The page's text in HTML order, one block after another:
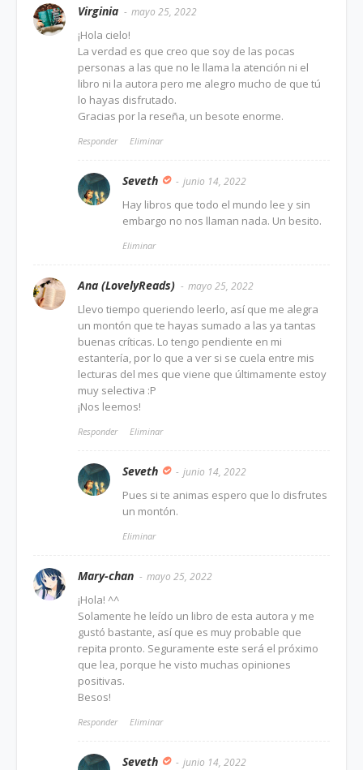
Virginia mayo 25, 2022
¡Hola cielo!
La verdad es que creo que soy de las pocas
personas a las que no le llama la atención ni el
libro ni la autora pero me alegro mucho de que tú
lo hayas disfrutado.
Gracias por la reseña, un besote enorme.
Responder Eliminar
Seveth junio 14, 2022
Hay libros que todo el mundo lee y sin
embargo no nos llaman nada. Un besito.
Eliminar
Ana (LovelyReads) mayo 25, 2022
Llevo tiempo queriendo leerlo, así que me alegra
un montón que te hayas sumado a las ya tantas
buenas críticas. Lo tengo pendiente en mi
estantería, por lo que a ver si se cuela entre mis
lecturas del mes que viene que últimamente estoy
muy selectiva :P
¡Nos leemos!
Responder Eliminar
Seveth junio 14, 2022
Pues si te animas espero que lo disfrutes
un montón.
Eliminar
Mary-chan mayo 25, 2022
¡Hola! ^^
Solamente he leído un libro de esta autora y me
gustó bastante, así que es muy probable que
repita pronto. Seguramente este será el próximo
que lea, porque he visto muchas opiniones
positivas.
Besos!
Responder Eliminar
Seveth junio 14, 2022